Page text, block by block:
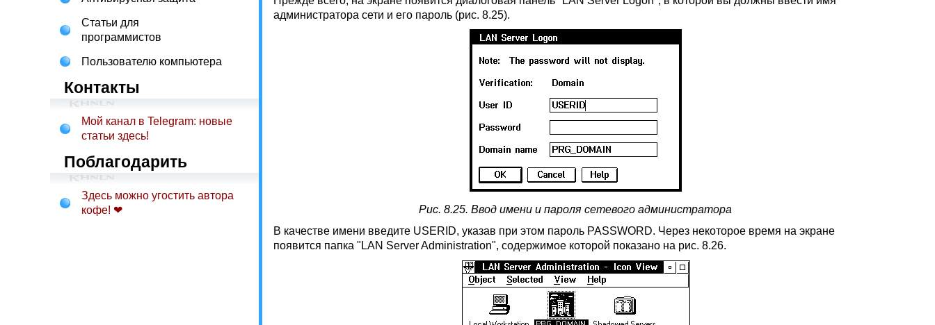
Статьи для
программистов
Пользователю компьютера
Контакты
Мой канал в Telegram: новые
статьи здесь!
Поблагодарить
Здесь можно угостить автора
кофе! ❤
администратора сети и его пароль (рис. 8.25).
Рис. 8.25. Ввод имени и пароля сетевого администратора
В качестве имени введите USERID, указав при этом пароль PASSWORD. Через некоторое время на экране
появится папка "LAN Server Administration", содержимое которой показано на рис. 8.26.